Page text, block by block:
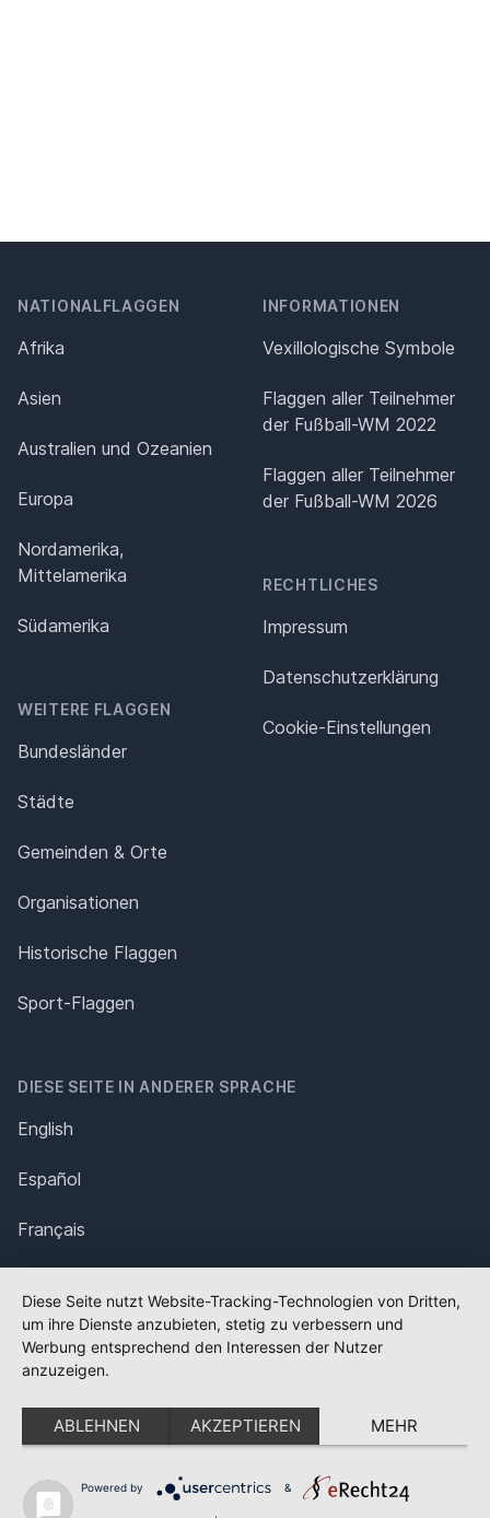
NATIONALFLAGGEN
Afrika
Asien
Australien und Ozeanien
Europa
Nordamerika,
Mittelamerika
Südamerika
WEITERE FLAGGEN
Bundesländer
Städte
Gemeinden & Orte
Organisationen
Historische Flaggen
Sport-Flaggen
INFORMATIONEN
Vexillologische Symbole
Flaggen aller Teilnehmer
der Fußball-WM 2022
Flaggen aller Teilnehmer
der Fußball-WM 2026
RECHTLICHES
Impressum
Datenschutz­erklärung
Cookie-Einstellungen
DIESE SEITE IN ANDERER SPRACHE
English
Español
Français
Polska
Português
Nederlands
Svenska
Diese Seite nutzt Website-Tracking-Technologien von Dritten,
um ihre Dienste anzubieten, stetig zu verbessern und
Werbung entsprechend den Interessen der Nutzer
anzuzeigen.
ABLEHNEN AKZEPTIEREN MEHR
Powered by &